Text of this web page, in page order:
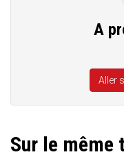
A
Aller
Sur le même